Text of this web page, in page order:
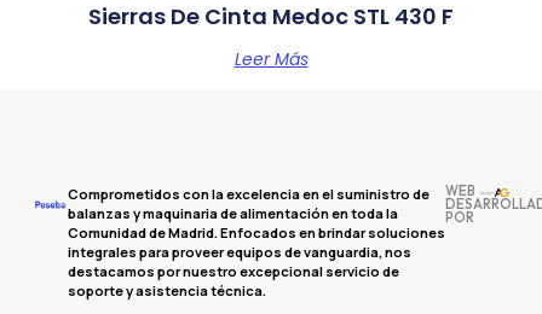
Sierras De Cinta Medoc STL 430 F
Leer Más
Comprometidos con la excelencia en el suministro de
balanzas y maquinaria de alimentación en toda la
Comunidad de Madrid. Enfocados en brindar soluciones
integrales para proveer equipos de vanguardia, nos
destacamos por nuestro excepcional servicio de
soporte y asistencia técnica.
WEB
POR